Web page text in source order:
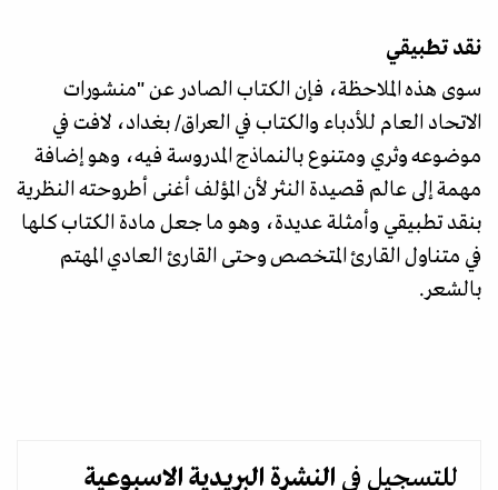
نقد تطبيقي
سوى هذه الملاحظة، فإن الكتاب الصادر عن "منشورات
الاتحاد العام للأدباء والكتاب في العراق/ بغداد، لافت في
موضوعه وثري ومتنوع بالنماذج المدروسة فيه، وهو إضافة
مهمة إلى عالم قصيدة النثر لأن المؤلف أغنى أطروحته النظرية
بنقد تطبيقي وأمثلة عديدة، وهو ما جعل مادة الكتاب كلها
في متناول القارئ المتخصص وحتى القارئ العادي المهتم
بالشعر.
للتسجيل في النشرة البريدية الاسبوعية